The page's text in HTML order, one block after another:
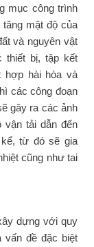
mục công trình
mật độ của
và nguyên vật
thiết bị, tập kết
hợp hài hòa và
các công đoạn
gây ra các ảnh
tải dẫn đến
từ đó sẽ gia
cũng như tai
dựng với quy
vấn đề đặc biệt